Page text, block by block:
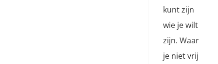
kunt zijn
wie je wilt
zijn. Waar
je niet vrij